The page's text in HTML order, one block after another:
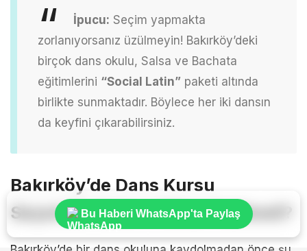
İpucu: Seçim yapmakta
zorlanıyorsanız üzülmeyin! Bakırköy’deki
birçok dans okulu, Salsa ve Bachata
eğitimlerini “Social Latin” paketi altında
birlikte sunmaktadır. Böylece her iki dansın
da keyfini çıkarabilirsiniz.
Bakırköy’de Dans Kursu
Seçerken Nelere Dikkat Edilmeli?
Bu Haberi WhatsApp'ta Paylaş